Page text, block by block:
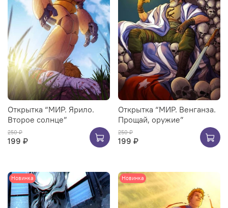
Открытка “МИР. Ярило.
Второе солнце”
250 ₽
199 ₽
Открытка “МИР. Венганза.
Прощай, оружие”
250 ₽
199 ₽
Новинка Новинка